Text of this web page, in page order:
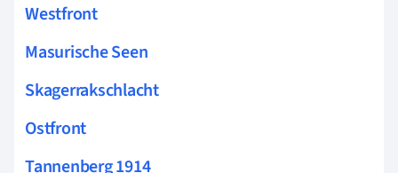
Westfront
Masurische Seen
Skagerrakschlacht
Ostfront
Tannenberg 1914